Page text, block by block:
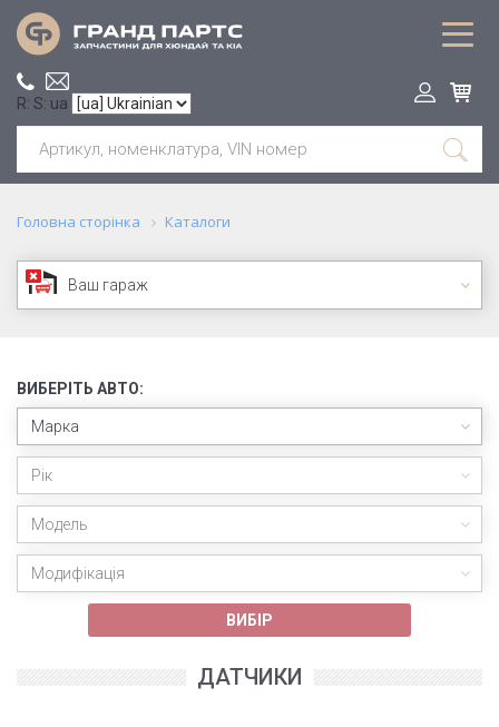
R: S: ua
Головна сторінка Каталоги
Ваш гараж
ВИБЕРІТЬ АВТО:
Марка
Рік
Модель
Модифікація
ВИБІР
ДАТЧИКИ